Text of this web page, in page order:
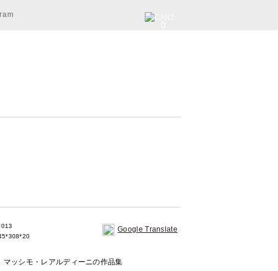
Google Translate
ッシモ・レアルディーニの作品集